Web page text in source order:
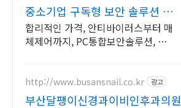
중소기업 구독형 보안 솔루션 구
독형 기업보안 솔루션
합리적인 가격, 안티바이러스부터 매
체제어까지, PC통합보안솔루션, 잉카
http://www.busansnail.co.kr 광고
부산달팽이신경과이비인후과의원